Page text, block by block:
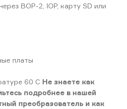
BOP-2, IOP, карту SD или
платы
60 C Не знаете как
подробнее в нашей
преобразователь и как